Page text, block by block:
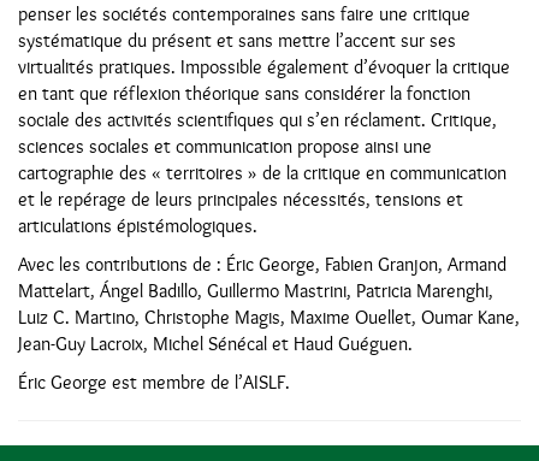
penser les sociétés contemporaines sans faire une critique
systématique du présent et sans mettre l’accent sur ses
virtualités pratiques. Impossible également d’évoquer la critique
en tant que réflexion théorique sans considérer la fonction
sociale des activités scientifiques qui s’en réclament. Critique,
sciences sociales et communication propose ainsi une
cartographie des « territoires » de la critique en communication
et le repérage de leurs principales nécessités, tensions et
articulations épistémologiques.
Avec les contributions de : Éric George, Fabien Granjon, Armand
Mattelart, Ángel Badillo, Guillermo Mastrini, Patricia Marenghi,
Luiz C. Martino, Christophe Magis, Maxime Ouellet, Oumar Kane,
Jean-Guy Lacroix, Michel Sénécal et Haud Guéguen.
Éric George est membre de l’AISLF.